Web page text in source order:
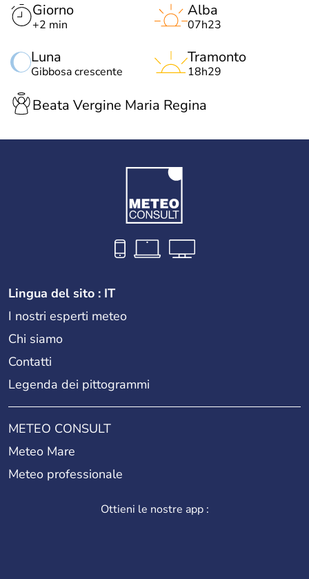
Giorno
+2 min
Luna
Gibbosa crescente
Alba
07h23
Tramonto
18h29
Beata Vergine Maria Regina
Lingua del sito : IT
I nostri esperti meteo
Chi siamo
Contatti
Legenda dei pittogrammi
METEO CONSULT
Meteo Mare
Meteo professionale
Ottieni le nostre app :